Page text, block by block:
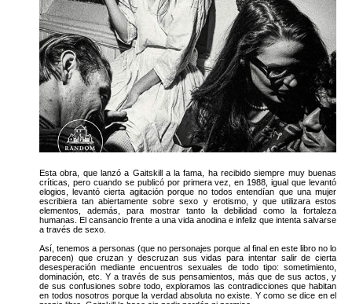
Esta obra, que lanzó a Gaitskill a la fama, ha recibido siempre muy buenas
críticas, pero cuando se publicó por primera vez, en 1988, igual que levantó
elogios, levantó cierta agitación porque no todos entendían que una mujer
escribiera tan abiertamente sobre sexo y erotismo, y que utilizara estos
elementos, además, para mostrar tanto la debilidad como la fortaleza
humanas. El cansancio frente a una vida anodina e infeliz que intenta salvarse
a través de sexo.
Así, tenemos a personas (que no personajes porque al final en este libro no lo
parecen) que cruzan y descruzan sus vidas para intentar salir de cierta
desesperación mediante encuentros sexuales de todo tipo: sometimiento,
dominación, etc. Y a través de sus pensamientos, más que de sus actos, y
de sus confusiones sobre todo, exploramos las contradicciones que habitan
en todos nosotros porque la verdad absoluta no existe. Y como se dice en el